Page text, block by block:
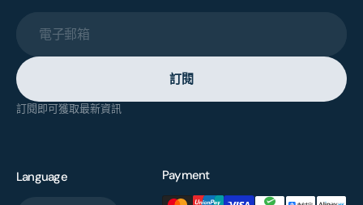
電子郵箱
訂閱
訂閱即可獲取最新資訊
Language Payment